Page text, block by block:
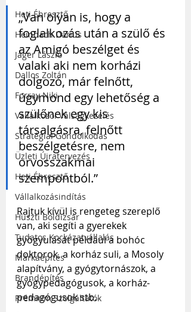
Heti Ébresztő
Heinbach Dárius
Jáger László
Dallos Zoltán
Forray Niki
Vállalkozói Válságkezelés
Stratégiai Gondolkodás
Üzleti Újratervezés
Heti Ébresztő
Vállalkozásindítás
Huszti Boldizsár
Tudatos Kockázatvállalás
Márkaépítés
Brandépítés
Prémium Szolgáltatók
„Van olyan is, hogy a
foglalkozás után a szülő és
az Amigó beszélget és
valaki aki nem korházi
dolgozó, már felnőtt,
úgymond egy lehetőség a
szülőnek egy kis
társalgásra, felnőtt
beszélgetésre, nem
orvosszakmai
szempontból.”
Rajtuk kívül is rengeteg szereplő
van, aki segíti a gyerekek
gyógyulását például a bohóc
doktorok, a korház suli, a Mosoly
alapítvány, a gyógytornászok, a
gyógypedagógusok, a korház-
pedagógusok stb.